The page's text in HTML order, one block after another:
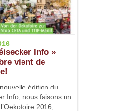
Info »
vient de
édition du
Info, nous faisons un
2016,